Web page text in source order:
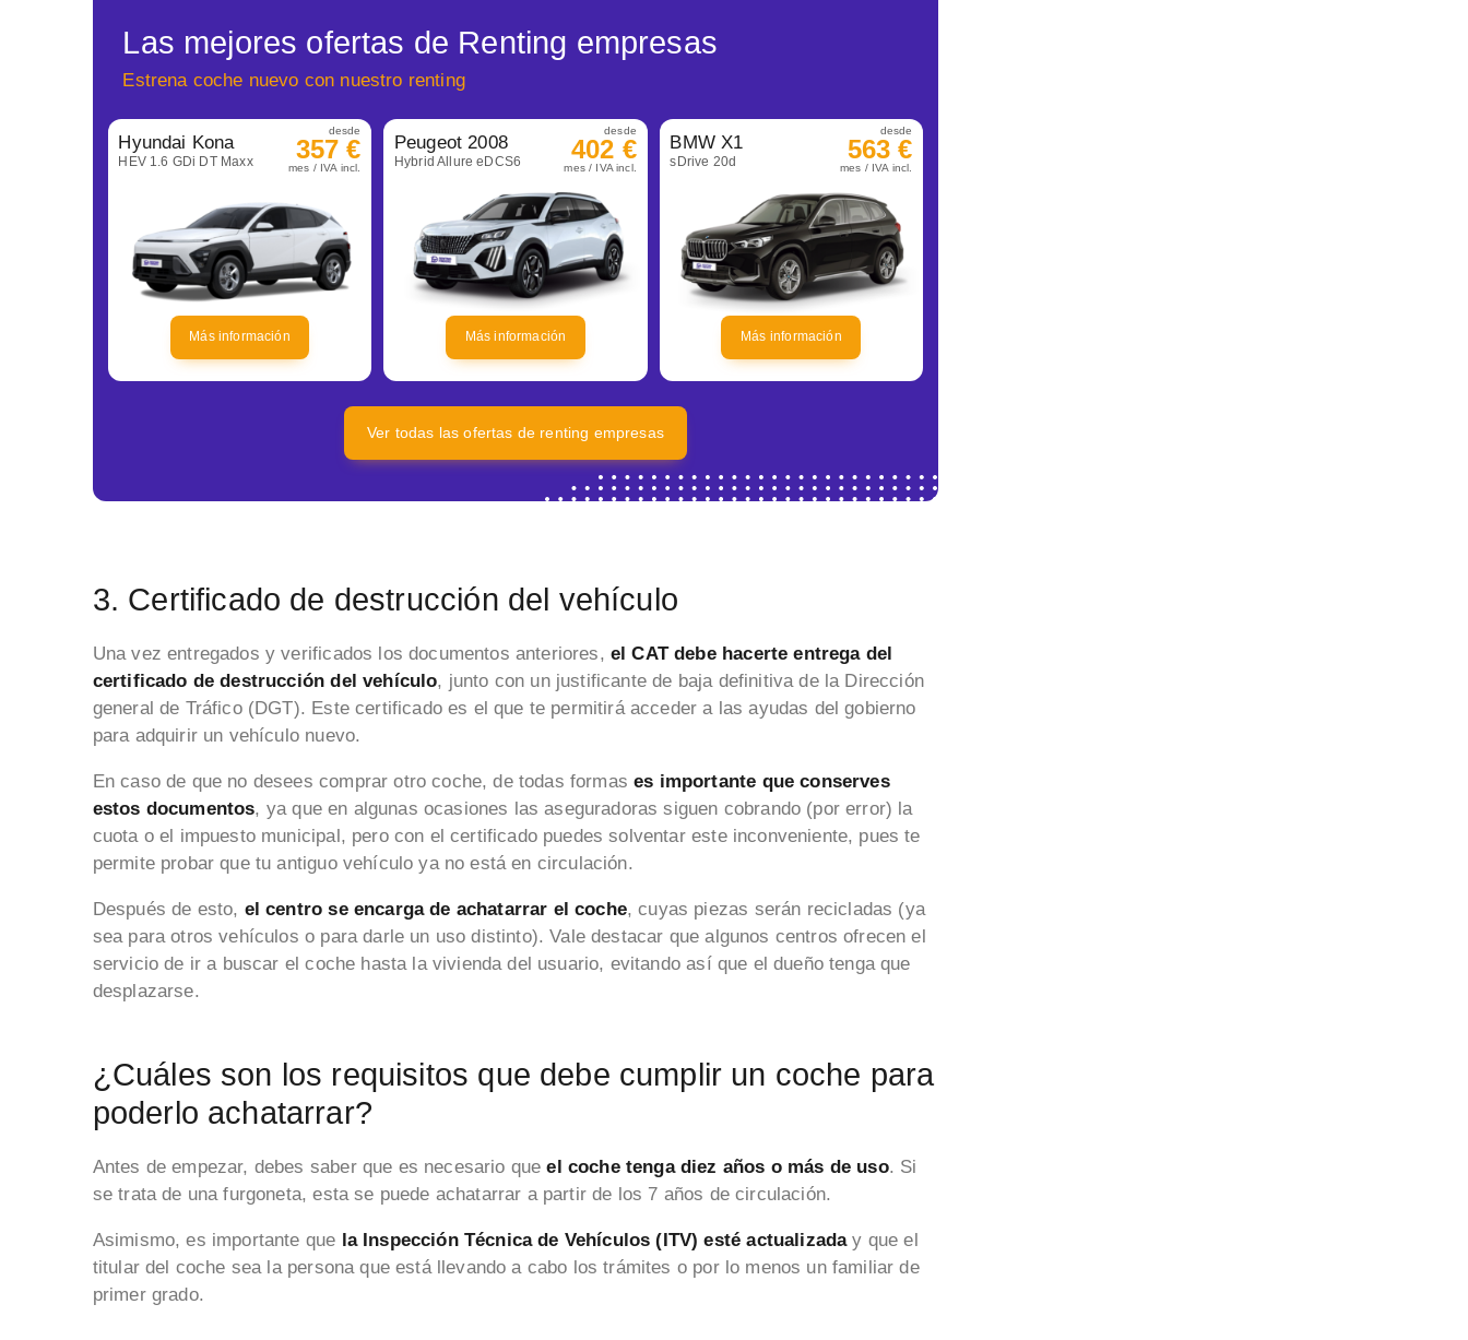
Las mejores ofertas de Renting empresas
Estrena coche nuevo con nuestro renting
Hyundai Kona
HEV 1.6 GDi DT Maxx
desde
357 €
mes / IVA incl.
Más información
Peugeot 2008
Hybrid Allure eDCS6
desde
402 €
mes / IVA incl.
Más información
BMW X1
sDrive 20d
desde
563 €
mes / IVA incl.
Más información
Ver todas las ofertas de renting empresas
3. Certificado de destrucción del vehículo
Una vez entregados y verificados los documentos anteriores, el CAT debe hacerte entrega del
certificado de destrucción del vehículo, junto con un justificante de baja definitiva de la Dirección
general de Tráfico (DGT). Este certificado es el que te permitirá acceder a las ayudas del gobierno
para adquirir un vehículo nuevo.
En caso de que no desees comprar otro coche, de todas formases importante que conserves
estos documentos, ya que en algunas ocasiones las aseguradoras siguen cobrando (por error) la
cuota o el impuesto municipal, pero con el certificado puedes solventar este inconveniente, pues te
permite probar que tu antiguo vehículo ya no está en circulación.
Después de esto, el centro se encarga de achatarrar el coche, cuyas piezas serán recicladas (ya
sea para otros vehículos o para darle un uso distinto). Vale destacar que algunos centros ofrecen el
servicio de ir a buscar el coche hasta la vivienda del usuario, evitando así que el dueño tenga que
desplazarse.
¿Cuáles son los requisitos que debe cumplir un coche para
poderlo achatarrar?
Antes de empezar, debes saber que es necesario queel coche tenga diez años o más de uso. Si
se trata de una furgoneta, esta se puede achatarrar a partir de los 7 años de circulación.
Asimismo, es importante que la Inspección Técnica de Vehículos (ITV) esté actualizaday que el
titular del coche sea la persona que está llevando a cabo los trámites o por lo menos un familiar de
primer grado.